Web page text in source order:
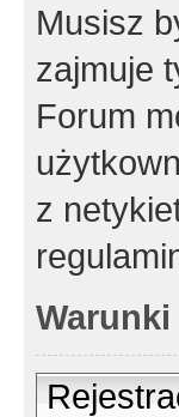
Musisz
zajmuje
Forum
z